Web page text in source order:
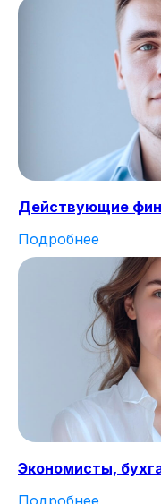
Действующие
Подробнее
Экономисты,
Подробнее